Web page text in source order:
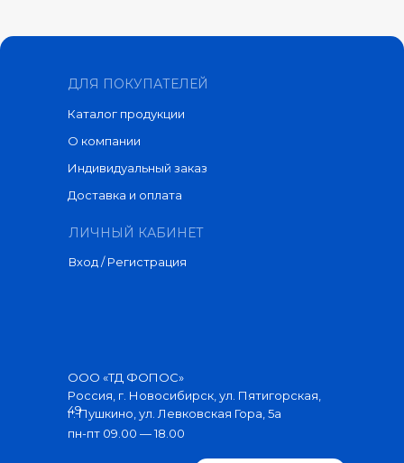
ДЛЯ ПОКУПАТЕЛЕЙ
Каталог продукции
Доставка и оплата
ЛИЧНЫЙ КАБИНЕТ
Вход / Регистрация
О компании
пн-пт 09.00 — 18.00
Индивидуальный заказ
Россия, г. Новосибирск, ул. Пятигорская,
49
г. Пушкино, ул. Левковская Гора, 5а
ООО «ТД ФОПОС»